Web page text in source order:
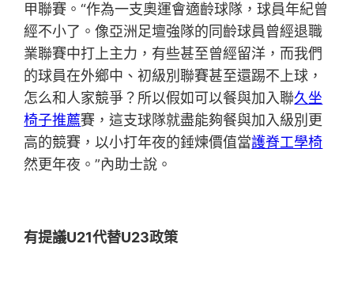
甲聯賽。“作為一支奧運會適齡球隊，球員年紀曾
經不小了。像亞洲足壇強隊的同齡球員曾經退職
業聯賽中打上主力，有些甚至曾經留洋，而我們
的球員在外鄉中、初級別聯賽甚至還踢不上球，
怎么和人家競爭？所以假如可以餐與加入聯久坐
椅子推薦賽，這支球隊就盡能夠餐與加入級別更
高的競賽，以小打年夜的錘煉價值當護脊工學椅
然更年夜。”內助士說。
有提議U21代替U23政策